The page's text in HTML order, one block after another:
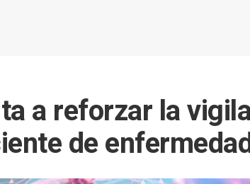
a reforzar la
de